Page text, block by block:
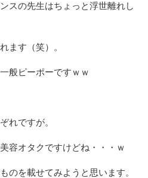
スの先生はちょっと浮世離れし
ます（笑）。
般ピーポーですｗｗ
れですが。
容オタクですけどね・・・ｗ
のを載せてみようと思います。